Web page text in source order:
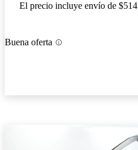
El precio incluye envío de $514
Buena oferta